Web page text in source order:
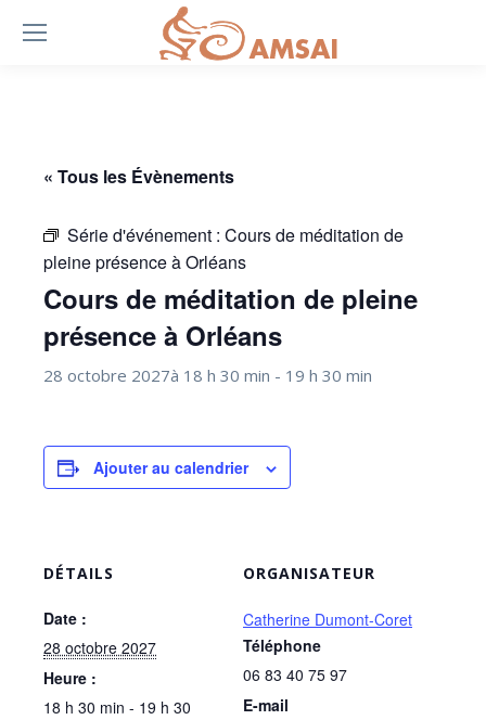
« Tous les Évènements
Série d'événement : Cours de méditation de
pleine présence à Orléans
Cours de méditation de pleine
présence à Orléans
28 octobre 2027à 18 h 30 min - 19 h 30 min
Ajouter au calendrier
DÉTAILS
Date :
28 octobre 2027
Heure :
18 h 30 min - 19 h 30
ORGANISATEUR
Catherine Dumont-Coret
Téléphone
06 83 40 75 97
E-mail